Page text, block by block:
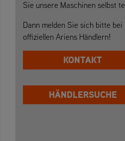
Sie unsere Maschinen selbst
Dann melden Sie sich bitte
offiziellen Ariens Händlern!
KONTAKT
HÄNDLERSUCHE